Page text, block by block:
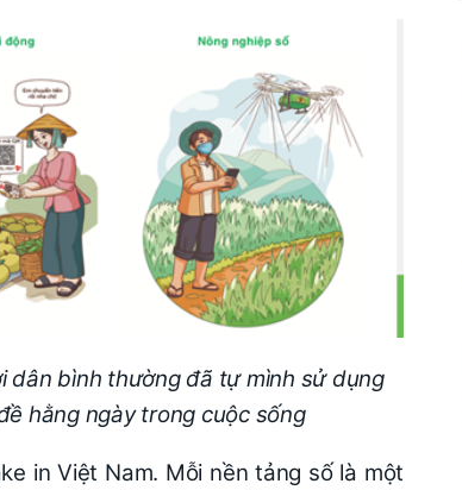
dân bình thường đã tự mình sử dụng
hằng ngày trong cuộc sống
in Việt Nam. Mỗi nền tảng số là một